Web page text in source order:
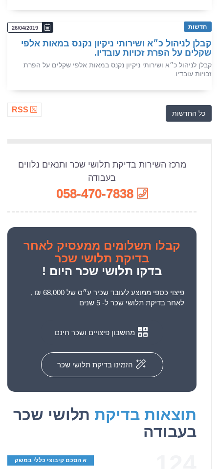
26/04/2019 חדשות
קבלן לניהול כ״א ושירותי ניקיון נקנס במאות אלפי
שקלים על הפרת זכויות עובדיו.
קבלן לניהול כ״א ושירותי ניקיון נקנס במאות אלפי שקלים על הפרת
זכויות עובדיו.
כל החדשות
מרכז השירות בדיקת תלושי שכר ותנאים נלווים
בעבודה
058-470-7838
קבלו תשלומים ממעסיק לאחר
בדיקת תלושי שכר
בדקו תלושי שכר היום !
פיצוי כספי ממוצע לעובד שכיר ע״ס של 68,000 ₪ ,
לאחר בדיקת תלושי שכר ל- 5 שנים
מחשבון פיצויים ושכר חינם
תוצאות בדיקת תלושי שכר
בעבודה
א הסכם קיבוצי כללי במשק